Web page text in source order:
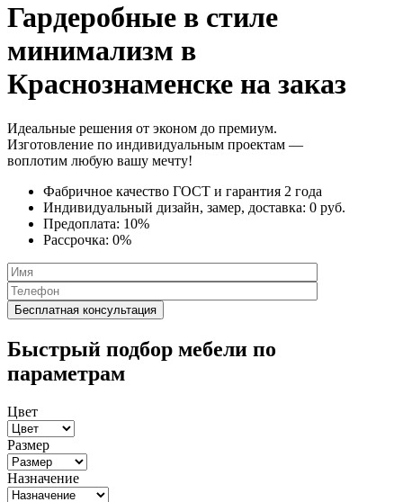
Гардеробные в стиле
минимализм в
Краснознаменске на заказ
Идеальные решения от эконом до премиум.
Изготовление по индивидуальным проектам —
воплотим любую вашу мечту!
Фабричное качество ГОСТ и гарантия 2 года
Индивидуальный дизайн, замер, доставка: 0 руб.
Предоплата: 10%
Рассрочка: 0%
Быстрый подбор мебели по
параметрам
Цвет
Размер
Назначение